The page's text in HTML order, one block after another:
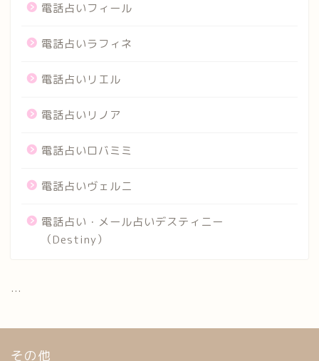
電話占いフィール
電話占いラフィネ
電話占いリエル
電話占いリノア
電話占いロバミミ
電話占いヴェルニ
電話占い・メール占いデスティニー
（Destiny）
...
その他